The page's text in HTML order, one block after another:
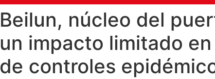
Beilun, núcleo del
un impacto limitado
de controles